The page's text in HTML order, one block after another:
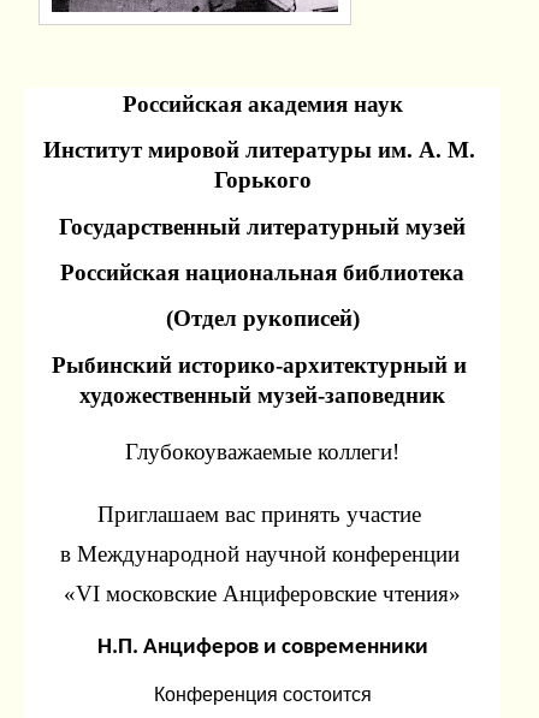
Российская академия наук
Институт мировой литературы им. А. М.
Горького
Государственный литературный музей
Российская национальная библиотека
(Отдел рукописей)
Рыбинский историко-архитектурный и
художественный музей-заповедник
Глубокоуважаемые коллеги!
Приглашаем вас принять участие
в Международной научной конференции
«VI московские Анциферовские чтения»
Н.П. Анциферов и современники
Конференция состоится